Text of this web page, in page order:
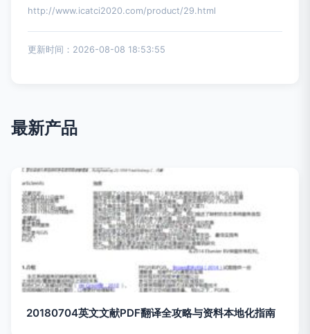
http://www.icatci2020.com/product/29.html
更新时间：2026-08-08 18:53:55
最新产品
20180704英文文献PDF翻译全攻略与资料本地化指南